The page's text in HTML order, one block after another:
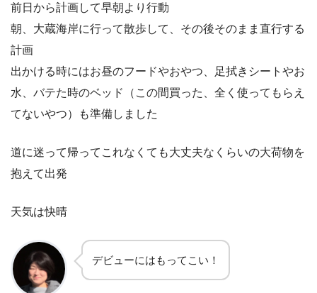
前日から計画して早朝より行動
朝、大蔵海岸に行って散歩して、その後そのまま直行する
計画
出かける時にはお昼のフードやおやつ、足拭きシートやお
水、バテた時のベッド（この間買った、全く使ってもらえ
てないやつ）も準備しました
道に迷って帰ってこれなくても大丈夫なくらいの大荷物を
抱えて出発
天気は快晴
デビューにはもってこい！